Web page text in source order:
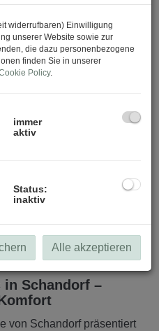
in Schandorf –
von Schandorf präsentiert
widerrufbaren) Einwilligung
unserer Website sowie zur
die dazu personenbezogene
finden Sie in unserer
Policy.
immer
aktiv
Status:
inaktiv
Alle akzeptieren